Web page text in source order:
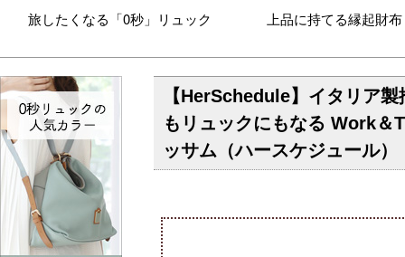
旅したくなる「0秒」リュック 上品に持てる縁起財布
【HerSchedule】イタリア
もリュックにもなる Work＆
ッサム（ハースケジュール）